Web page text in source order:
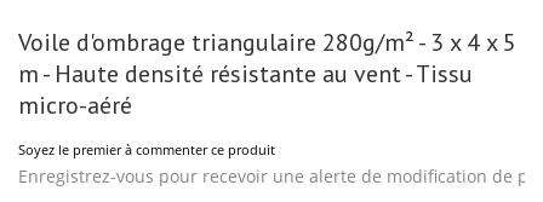
Voile d'ombrage triangulaire 280g/m² - 3 x 4 x 5
m - Haute densité résistante au vent - Tissu
micro-aéré
Soyez le premier à commenter ce produit
Enregistrez-vous pour recevoir une alerte de modification de
to
end
of
the
images
gallery
to
beginning
of
the
images
gallery